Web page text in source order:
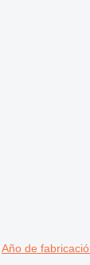
Año de